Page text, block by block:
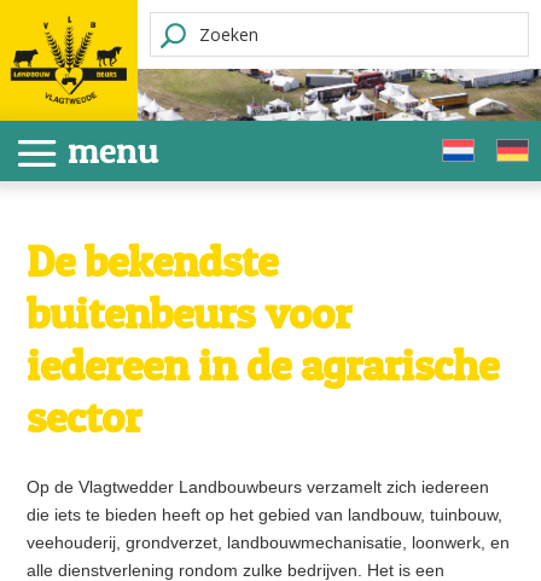
De bekendste
buitenbeurs voor
iedereen in de agrarische
sector
Op de Vlagtwedder Landbouwbeurs verzamelt zich iedereen
die iets te bieden heeft op het gebied van landbouw, tuinbouw,
veehouderij, grondverzet, landbouwmechanisatie, loonwerk, en
alle dienstverlening rondom zulke bedrijven. Het is een